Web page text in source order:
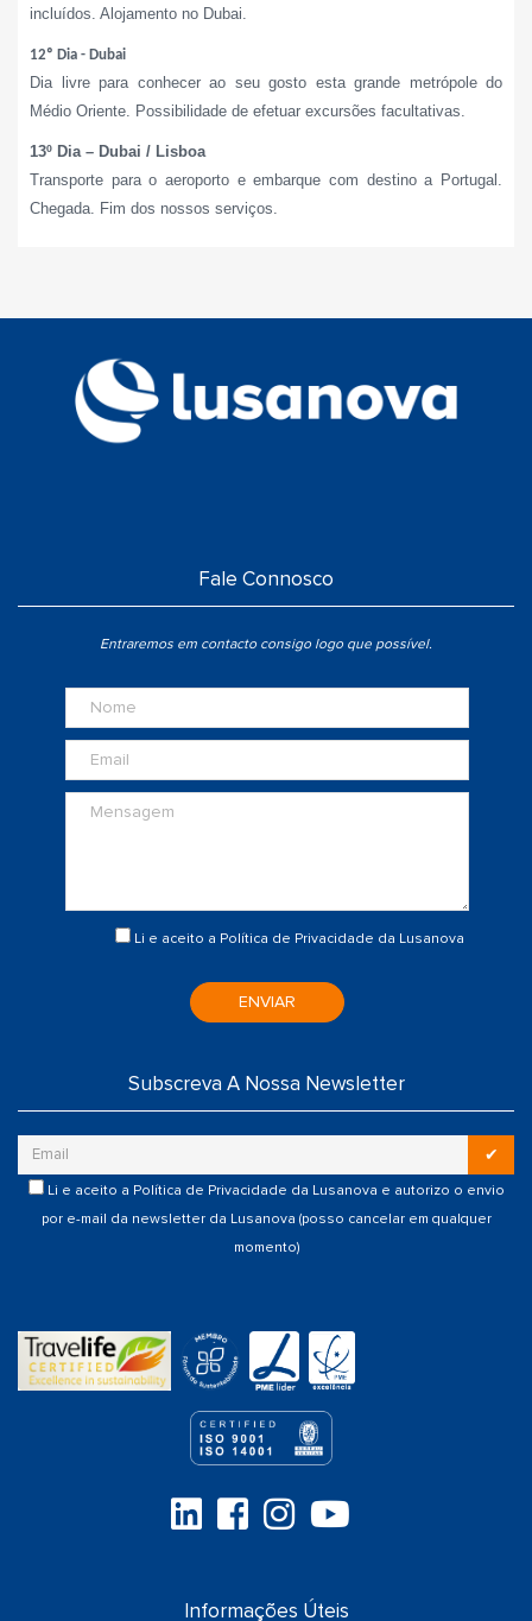
incluídos. Alojamento no Dubai.
12º Dia - Dubai
Dia livre para conhecer ao seu gosto esta grande metrópole do
Médio Oriente. Possibilidade de efetuar excursões facultativas.
13º Dia – Dubai / Lisboa
Transporte para o aeroporto e embarque com destino a Portugal.
Chegada. Fim dos nossos serviços.
Fale Connosco
Entraremos em contacto consigo logo que possível.
Li e aceito a Política de Privacidade da Lusanova
ENVIAR
Subscreva A Nossa Newsletter
✔
Li e aceito a Política de Privacidade da Lusanova e autorizo o envio
por e-mail da newsletter da Lusanova (posso cancelar em qualquer
momento)
Informações Úteis